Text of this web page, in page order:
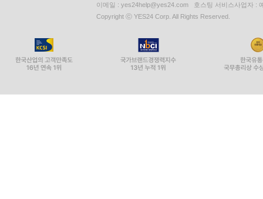
이메일 : yes24help@yes24.com 호스팅 서비스사업자 :
Copyright ⓒ YES24 Corp. All Rights Reserved.